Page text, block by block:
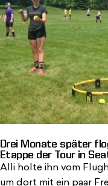
Drei Monate später
Etappe der Tour in
Alli holte ihn vom
um dort mit ein paar